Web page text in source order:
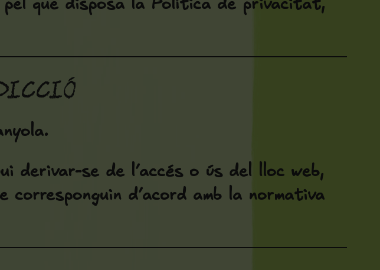
que disposa la Política de privacitat,
derivar-se de l’accés o ús del lloc web,
d’acord amb la normativa